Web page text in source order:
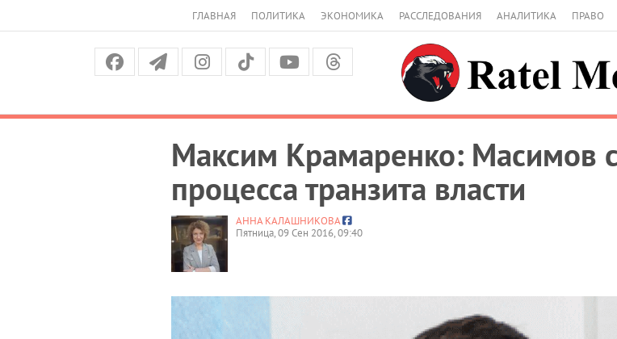
ГЛАВНАЯ ПОЛИТИКА ЭКОНОМИКА РАССЛЕДОВАНИЯ АНАЛИТИКА ПРАВО
Максим Крамаренко: Масимов
процесса транзита власти
АННА КАЛАШНИКОВА
Пятница, 09 Сен 2016, 09:40